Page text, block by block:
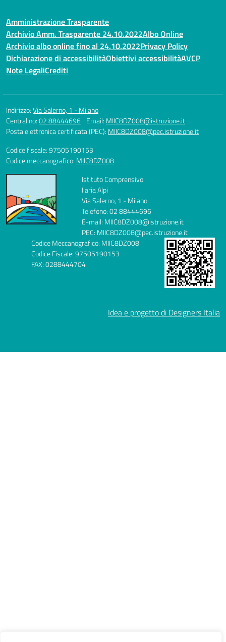
Amministrazione Trasparente
Archivio Amm. Trasparente 24.10.2022Albo Online
Archivio albo online fino al 24.10.2022Privacy Policy
Dichiarazione di accessibilitàObiettivi accessibilitàAVCP
Note LegaliCrediti
Indirizzo:Via Salerno, 1 - Milano
Centralino:02 88444696 Email: MIIC8DZ008@istruzione.it
Posta elettronica certificata (PEC): MIIC8DZ008@pec.istruzione.it
Codice fiscale: 97505190153
Codice meccanografico: MIIC8DZ008
Istituto Comprensivo
Ilaria Alpi
Via Salerno, 1 - Milano
Telefono: 02 88444696
E-mail: MIIC8DZ008@istruzione.it
PEC: MIIC8DZ008@pec.istruzione.it
Codice Meccanografico: MIIC8DZ008
Codice Fiscale: 97505190153
FAX: 0288444704
Idea e progetto di Designers Italia